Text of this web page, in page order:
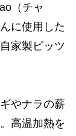
（チャ
に使用した
家製ピッツ
やナラの薪
高温加熱を